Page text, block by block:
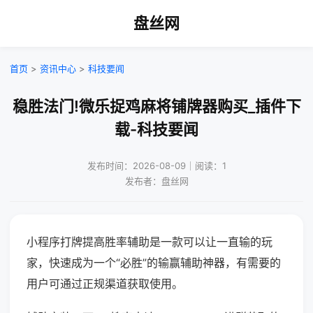
盘丝网
首页 > 资讯中心 > 科技要闻
稳胜法门!微乐捉鸡麻将铺牌器购买_插件下
载-科技要闻
发布时间：2026-08-09｜阅读：1
发布者：盘丝网
小程序打牌提高胜率辅助是一款可以让一直输的玩
家，快速成为一个“必胜”的输赢辅助神器，有需要的
用户可通过正规渠道获取使用。